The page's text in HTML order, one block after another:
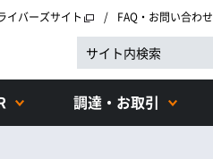
イバーズサイト FAQ・お問い合わせ
調達・お取引